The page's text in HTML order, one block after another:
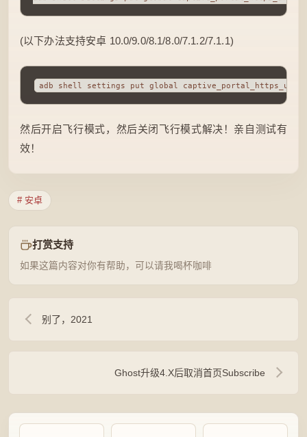
(以下办法支持安卓 10.0/9.0/8.1/8.0/7.1.2/7.1.1)
然后开启飞行模式，然后关闭飞行模式解决！亲自测试有
效！
# 安卓
打赏支持
如果这篇内容对你有帮助，可以请我喝杯咖啡
别了，2021
Ghost升级4.X后取消首页Subscribe